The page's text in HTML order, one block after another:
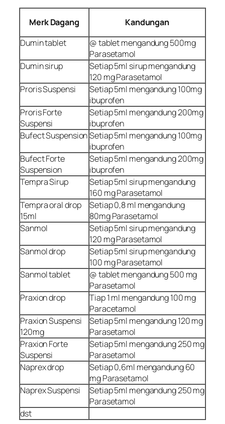
Merk Dagang
Kandungan
Dumin tablet
@ tablet mengandung 500mg
Parasetamol
Dumin sirup
Setiap 5ml sirup mengandung
120 mg Parasetamol
Proris Suspensi
Setiap 5ml mengandung 100mg
ibuprofen
Proris Forte
Suspensi
Setiap 5ml mengandung 200mg
ibuprofen
Bufect SuspensionSetiap 5ml mengandung 100mg
ibuprofen
Bufect Forte
Suspension
Setiap 5ml mengandung 200mg
ibuprofen
Tempra Sirup
Setiap 5ml sirup mengandung
160 mg Parasetamol
Tempra oral drop
15ml
Setiap 0,8 ml mengandung
80mg Parasetamol
Sanmol
Setiap 5ml sirup mengandung
120 mg Parasetamol
Sanmol drop
Setiap 5ml sirup mengandung
100 mg Parasetamol
Sanmol tablet
@ tablet mengandung 500 mg
Parasetamol
Praxion drop
Tiap 1 ml mengandung 100 mg
Paracetamol
Praxion Suspensi
120mg
Setiap 5ml mengandung 120 mg
Parasetamol
Praxion Forte
Suspensi
Setiap 5ml mengandung 250 mg
Parasetamol
Naprex drop
Setiap 0,6ml mengandung 60
mg Parasetamol
Naprex Suspensi
Setiap 5ml mengandung 250 mg
Parasetamol
dst